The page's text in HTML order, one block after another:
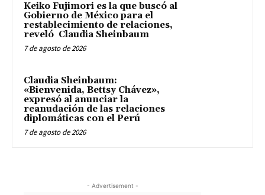
Keiko Fujimori es la que buscó al
Gobierno de México para el
restablecimiento de relaciones,
reveló Claudia Sheinbaum
7 de agosto de 2026
Claudia Sheinbaum:
«Bienvenida, Bettsy Chávez»,
expresó al anunciar la
reanudación de las relaciones
diplomáticas con el Perú
7 de agosto de 2026
- Advertisement -